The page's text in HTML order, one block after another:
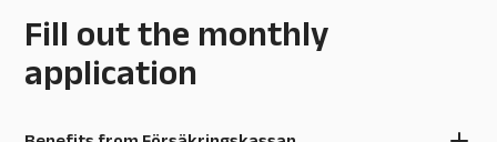
Fill out the monthly
application